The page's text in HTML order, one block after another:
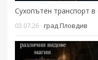
Сухопътен транспорт
03.07.26 град Пловдив